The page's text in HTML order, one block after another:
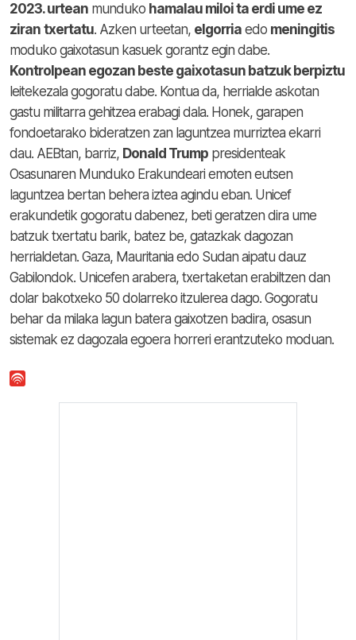
2023. urtean munduko hamalau miloi ta erdi ume ez
ziran txertatu. Azken urteetan, elgorria edo meningitis
moduko gaixotasun kasuek gorantz egin dabe.
Kontrolpean egozan beste gaixotasun batzuk berpiztu
leitekezala gogoratu dabe. Kontua da, herrialde askotan
gastu militarra gehitzea erabagi dala. Honek, garapen
fondoetarako bideratzen zan laguntzea murriztea ekarri
dau. AEBtan, barriz, Donald Trump presidenteak
Osasunaren Munduko Erakundeari emoten eutsen
laguntzea bertan behera iztea agindu eban. Unicef
erakundetik gogoratu dabenez, beti geratzen dira ume
batzuk txertatu barik, batez be, gatazkak dagozan
herrialdetan. Gaza, Mauritania edo Sudan aipatu dauz
Gabilondok. Unicefen arabera, txertaketan erabiltzen dan
dolar bakotxeko 50 dolarreko itzulerea dago. Gogoratu
behar da milaka lagun batera gaixotzen badira, osasun
sistemak ez dagozala egoera horreri erantzuteko moduan.